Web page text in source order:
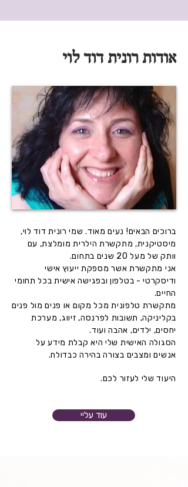
אודות רונית דוד לוי
ברוכים הבאים! נעים מאוד. שמי רונית דוד לוי,
מיסטיקנית, מתקשרת הילרית מומלצת, עם
וותק של מעל 20 שנים בתחום.
אני מתקשרת אשר מספקת ייעוץ אישי
ודיסקרטי - בטלפון ובפגישה אישית בכל תחומי
החיים.
מתקשרת טלפונית מכל מקום או פנים מול פנים
בקליניקה, תשובות לפרנסה, זיווג, מערכת
יחסים, ילדים, אהבה ועוד.
הסגולה האישית שלי היא קבלת מידע על
אנשים ומצבים בצורה בהירה כבדולח.
היעוד שלי לעזור לכם.
עוד עליי